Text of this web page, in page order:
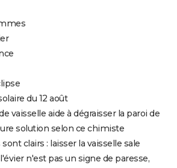
du 12 août
vaisselle aide à dégraisser la paroi de
solution selon ce chimiste
clairs : laisser la vaisselle sale
n'est pas un signe de paresse,